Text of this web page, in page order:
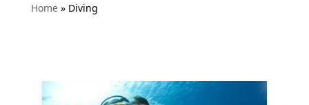
Home » Diving